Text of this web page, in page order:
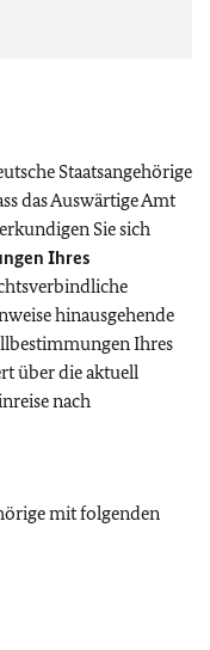
Staatsangehörige
das Auswärtige Amt
Sie sich
Ihres
hinausgehende
Ihres
über die aktuell
nach
mit folgenden